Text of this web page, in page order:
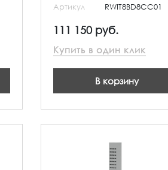
Артикул
RWIT8BD8CC01
111 150 руб.
Купить в один клик
В корзину